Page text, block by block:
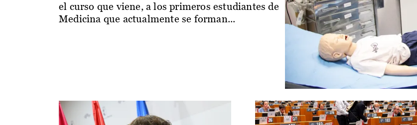
el curso que viene, a los primeros estudiantes de
Medicina que actualmente se forman...